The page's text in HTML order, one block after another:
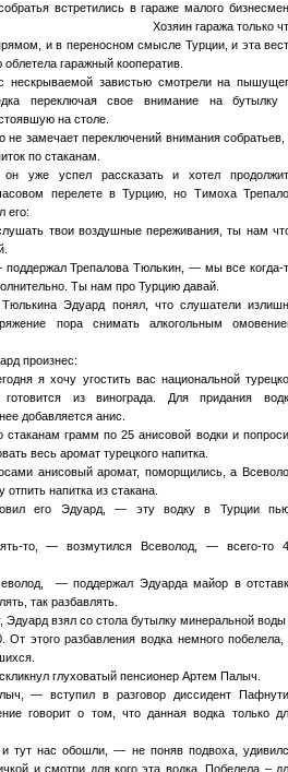
встретились в гараже малого
Хозяин гаража только
и в переносном смысле Турции, и эта
гаражный кооператив.
нескрываемой завистью смотрели на
переключая свое внимание на бутылку
на столе.
не замечает переключений внимания собратьев,
по стаканам.
уже успел рассказать и хотел
перелете в Турцию, но Тимоха
его:
твои воздушные переживания, ты нам
Трепалова Тюлькин, — мы все когда-
Ты нам про Турцию давай.
Эдуард понял, что слушатели
пора снимать алкогольным
произнес:
я хочу угостить вас национальной
из винограда. Для придания
добавляется анис.
стаканам грамм по 25 анисовой водки и
весь аромат турецкого напитка.
анисовый аромат, поморщились, а
напитка из стакана.
его Эдуард, — эту водку в Турции
то, — возмутился Всеволод, — всего-то
— поддержал Эдуарда майор в
так разбавлять.
Эдуард взял со стола бутылку минеральной воды
От этого разбавления водка немного побелела,
глуховатый пенсионер Артем Палыч.
— вступил в разговор диссидент
говорит о том, что данная водка только
тут нас обошли, — не поняв подвоха,
и смотри для кого эта водка. Побелела –